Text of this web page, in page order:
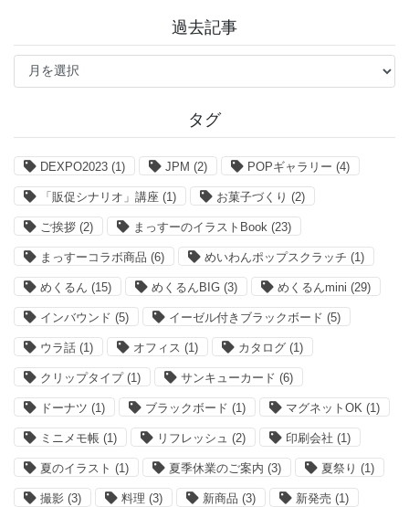
過去記事
過
記
タグ
DEXPO2023 (1) JPM (2) POPギャラリー (4)
「販促シナリオ」講座 (1) お菓子づくり (2)
ご挨拶 (2) まっすーのイラストBook (23)
まっすーコラボ商品 (6) めいわんポップスクラッチ (1)
めくるん (15) めくるんBIG (3) めくるんmini (29)
インバウンド (5) イーゼル付きブラックボード (5)
ウラ話 (1) オフィス (1) カタログ (1)
クリップタイプ(1) サンキューカード (6)
ドーナツ (1) ブラックボード (1) マグネットOK (1)
ミニメモ帳 (1) リフレッシュ (2) 印刷会社 (1)
夏のイラスト (1) 夏季休業のご案内 (3) 夏祭り (1)
撮影 (3) 料理 (3) 新商品 (3) 新発売 (1)